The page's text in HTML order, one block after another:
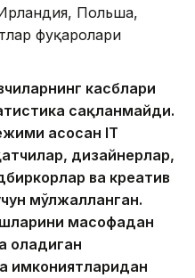
Польша,
фуқаролари
касблари
сақланмайди.
асосан IТ
дизайнерлар,
ва креатив
мўлжалланган.
масофадан
оладиган
имкониятларидан